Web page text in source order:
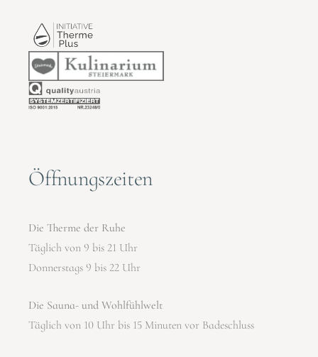
Öffnungszeiten
Die Therme der Ruhe
Täglich von 9 bis 21 Uhr
Donnerstags 9 bis 22 Uhr
Die Sauna- und Wohlfühlwelt
Täglich von 10 Uhr bis 15 Minuten vor Badeschluss